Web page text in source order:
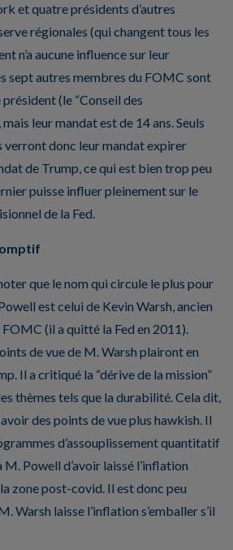
et quatre présidents d’autres
régionales (qui changent tous les
n’a aucune influence sur leur
sept autres membres du FOMC sont
(le “Conseil des
leur mandat est de 14 ans. Seuls
verront donc leur mandat expirer
de Trump, ce qui est bien trop peu
puisse influer pleinement sur le
de la Fed.
que le nom qui circule le plus pour
est celui de Kevin Warsh, ancien
(il a quitté la Fed en 2011).
de vue de M. Warsh plairont en
Il a critiqué la “dérive de la mission”
thèmes tels que la durabilité. Cela dit,
des points de vue plus hawkish. Il
d’assouplissement quantitatif
M. Powell d’avoir laissé l’inflation
la zone post-covid. Il est donc peu
Warsh laisse l’inflation s’emballer s’il